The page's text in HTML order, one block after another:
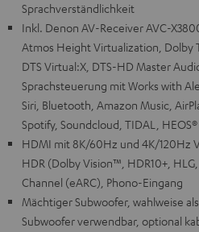
Sprachverständlichkeit
Inkl. Denon AV-Receiver AVC-
Atmos Height Virtualization, Dolby
DTS Virtual:X, DTS-HD Master
Sprachsteuerung mit Works with
Siri, Bluetooth, Amazon Music,
Spotify, Soundcloud, TIDAL,
HDMI mit 8K/60Hz und 4K/120Hz
HDR (Dolby Vision™, HDR10+,
Channel (eARC), Phono-Eingang
Mächtiger Subwoofer, wahlweise
Subwoofer verwendbar, optional